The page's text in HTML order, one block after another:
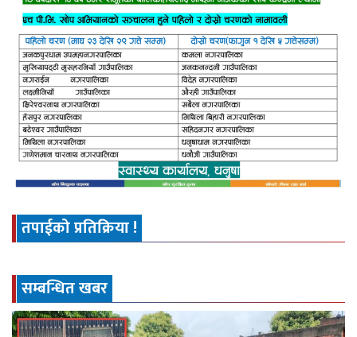
तपाईको प्रतिक्रिया !
सम्बन्धित खबर